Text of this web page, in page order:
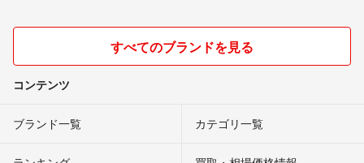
すべてのブランドを見る
コンテンツ
ブランド一覧 カテゴリ一覧